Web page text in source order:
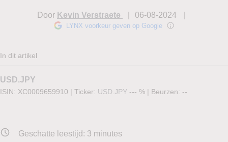
Door Kevin Verstraete 06-08-2024
LYNX voorkeur geven op Google
In dit artikel
USD.JPY
ISIN: XC0009659910 | Ticker: USD.JPY --- % | Beurzen: --
Geschatte leestijd: 3 minutes